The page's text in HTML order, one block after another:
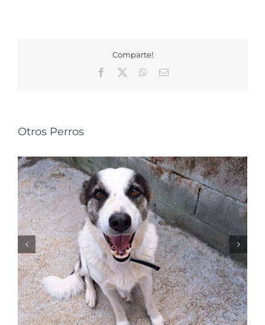
Comparte!
Facebook
WhatsApp
Correo
Otros Perros
NALA